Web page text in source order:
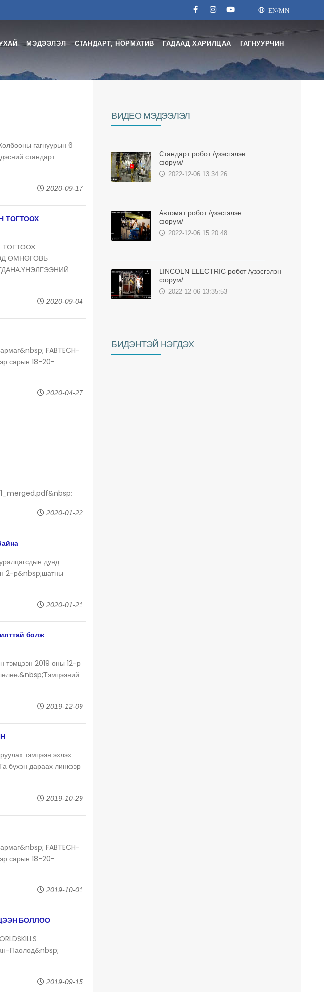
EN/MN
МЭДЭЭЛЭЛ СТАНДАРТ, НОРМАТИВ ГАДААД ХАРИЛЦАА ГАГНУУРЧИН
гагнуурын 6
стандарт
2020-09-17
ТОГТООХ
ӨМНӨГОВЬ
2020-09-04
FABTECH-
сарын 18-20-
2020-04-27
2020-01-22
дунд
2-р&nbsp;шатны
2020-01-21
болж
тэмцээн 2019 оны 12-р
2019-12-09
тэмцээн эхлэх
бүхэн дараах линкээр
2019-10-29
FABTECH-
сарын 18-20-
2019-10-01
БОЛЛОО
Паолод&nbsp;
2019-09-15
BИДЕО МЭДЭЭЛЭЛ
Стандарт робот /үзэсгэлэн
форум/
2022-12-06 13:34:26
Автомат робот /үзэсгэлэн
форум/
2022-12-06 15:20:48
LINCOLN ELECTRIC робот /үзэсгэлэн
форум/
2022-12-06 13:35:53
БИДЭНТЭЙ НЭГДЭХ